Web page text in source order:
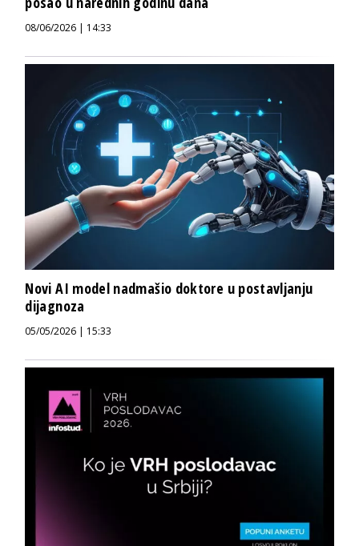
08/06/2026 | 14:33
Novi AI model nadmašio doktore u postavljanju
dijagnoza
05/05/2026 | 15:33